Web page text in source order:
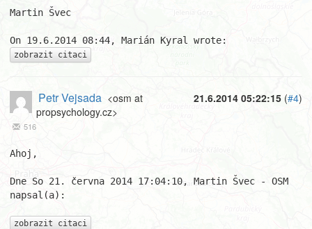
Martin Švec
zobrazit citaci
21.6.2014 05:22:15 (#4)
Petr Vejsada <osm at
propsychology.cz>
516
Ahoj,
Dne So 21. června 2014 17:04:10, Martin Švec - OSM
napsal(a):
zobrazit citaci